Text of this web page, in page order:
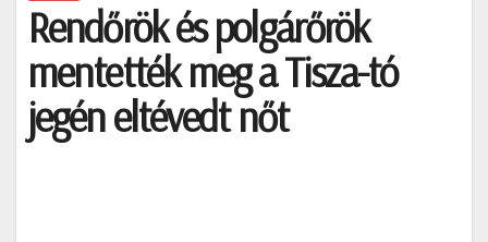
Rendőrök és polgárőrök
mentették meg a Tisza-tó
jegén eltévedt nőt